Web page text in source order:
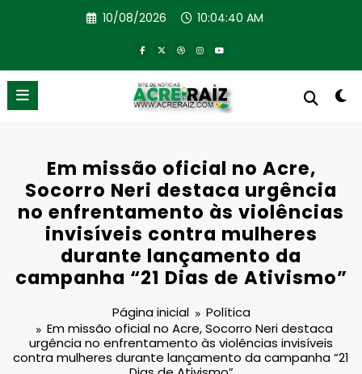
10/08/2026 10:04:40 AM
Em missão oficial no Acre,
Socorro Neri destaca urgência
no enfrentamento às violências
invisíveis contra mulheres
durante lançamento da
campanha “21 Dias de Ativismo”
Página inicial
Política
Em missão oficial no Acre, Socorro Neri destaca
urgência no enfrentamento às violências invisíveis
contra mulheres durante lançamento da campanha “21